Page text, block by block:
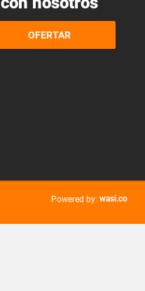
OFERTAR
Powered by: wasi.co